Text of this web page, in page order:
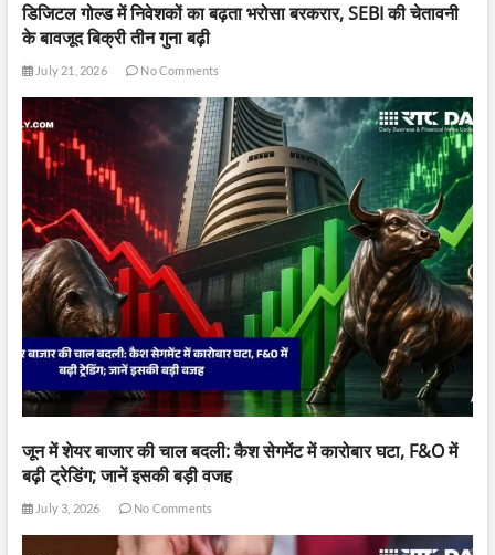
डिजिटल गोल्ड में निवेशकों का बढ़ता भरोसा बरकरार, SEBI की चेतावनी
के बावजूद बिक्री तीन गुना बढ़ी
July 21, 2026 No Comments
जून में शेयर बाजार की चाल बदली: कैश सेगमेंट में कारोबार घटा, F&O में
बढ़ी ट्रेडिंग; जानें इसकी बड़ी वजह
July 3, 2026 No Comments